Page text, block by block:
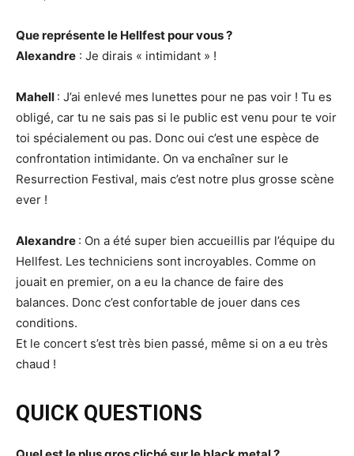
Que représente le Hellfest pour vous ?
Alexandre : Je dirais « intimidant » !
Mahell : J’ai enlevé mes lunettes pour ne pas voir ! Tu es
obligé, car tu ne sais pas si le public est venu pour te voir
toi spécialement ou pas. Donc oui c’est une espèce de
confrontation intimidante. On va enchaîner sur le
Resurrection Festival, mais c’est notre plus grosse scène
ever !
Alexandre : On a été super bien accueillis par l’équipe du
Hellfest. Les techniciens sont incroyables. Comme on
jouait en premier, on a eu la chance de faire des
balances. Donc c’est confortable de jouer dans ces
conditions.
Et le concert s’est très bien passé, même si on a eu très
chaud !
QUICK QUESTIONS